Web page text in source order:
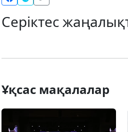
Серіктес
Ұқсас мақалалар